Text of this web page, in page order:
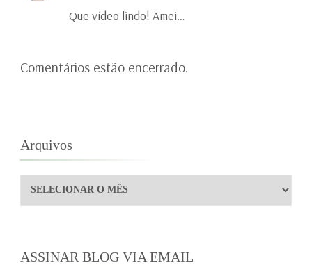
Que vídeo lindo! Amei…
Comentários estão encerrado.
Arquivos
Arquivos
ASSINAR BLOG VIA EMAIL